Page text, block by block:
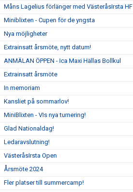
Måns Lagelius förlänger med VästeråsIrsta HF
Miniblixten - Cupen för de yngsta
Nya möjligheter
Extrainsatt årsmöte, nytt datum!
ANMÄLAN ÖPPEN - Ica Maxi Hällas Bollkul
Extrainsatt årsmöte
In memoriam
Kansliet på sommarlov!
MiniBlixten - VIs nya turnering!
Glad Nationaldag!
Ledaravslutning!
VästeråsIrsta Open
Årsmöte 2024
Fler platser till summercamp!